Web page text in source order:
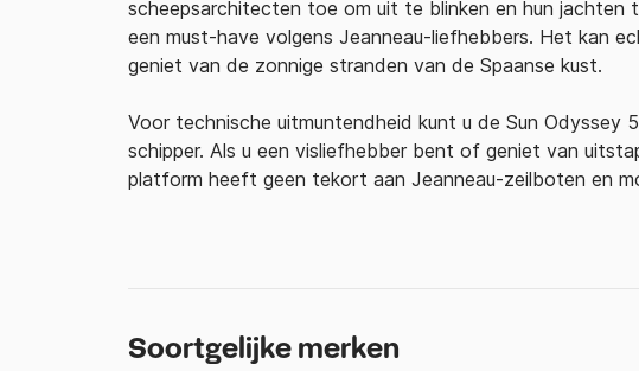
scheepsarchitecten toe om uit te blinken en hun jachten
een must-have volgens Jeanneau-liefhebbers. Het kan
geniet van de zonnige stranden van de Spaanse kust.
Voor technische uitmuntendheid kunt u de Sun Odyssey
schipper. Als u een visliefhebber bent of geniet van
platform heeft geen tekort aan Jeanneau-zeilboten en
Soortgelijke merken